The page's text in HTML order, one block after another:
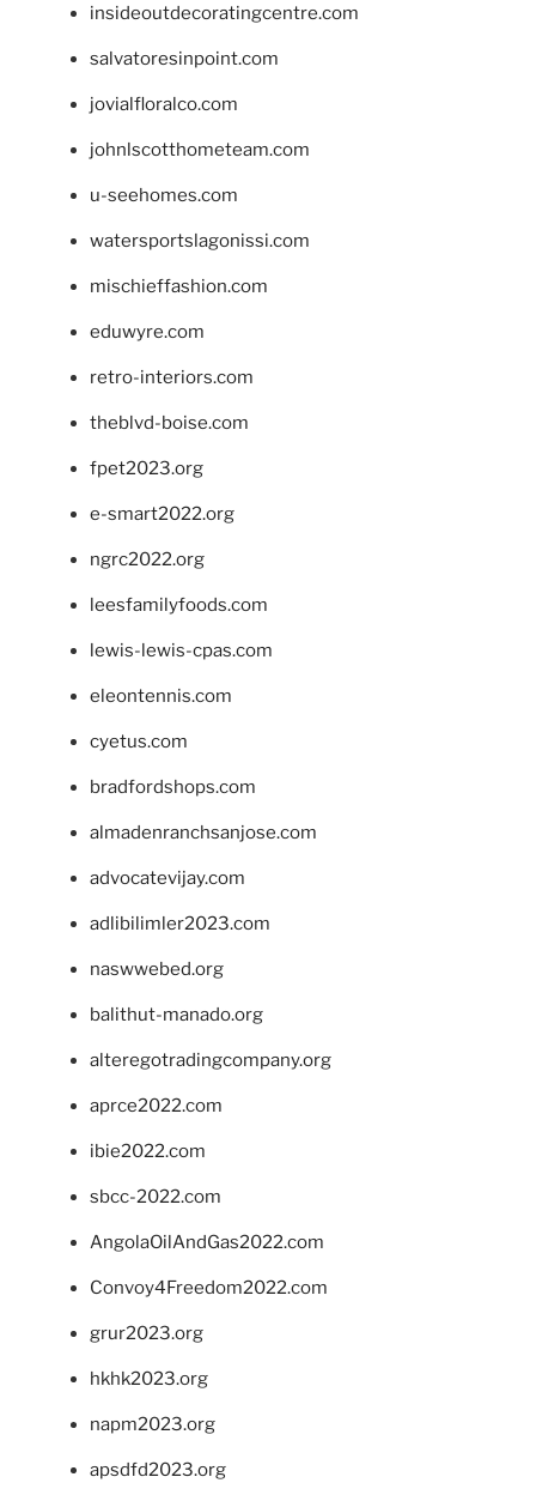
insideoutdecoratingcentre.com
salvatoresinpoint.com
jovialfloralco.com
johnlscotthometeam.com
u-seehomes.com
watersportslagonissi.com
mischieffashion.com
eduwyre.com
retro-interiors.com
theblvd-boise.com
fpet2023.org
e-smart2022.org
ngrc2022.org
leesfamilyfoods.com
lewis-lewis-cpas.com
eleontennis.com
cyetus.com
bradfordshops.com
almadenranchsanjose.com
advocatevijay.com
adlibilimler2023.com
naswwebed.org
balithut-manado.org
alteregotradingcompany.org
aprce2022.com
ibie2022.com
sbcc-2022.com
AngolaOilAndGas2022.com
Convoy4Freedom2022.com
grur2023.org
hkhk2023.org
napm2023.org
apsdfd2023.org